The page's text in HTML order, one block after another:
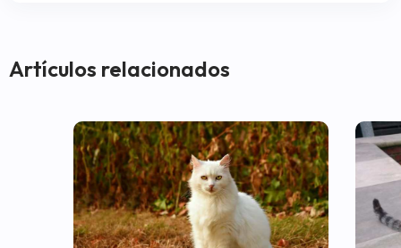
Artículos relacionados